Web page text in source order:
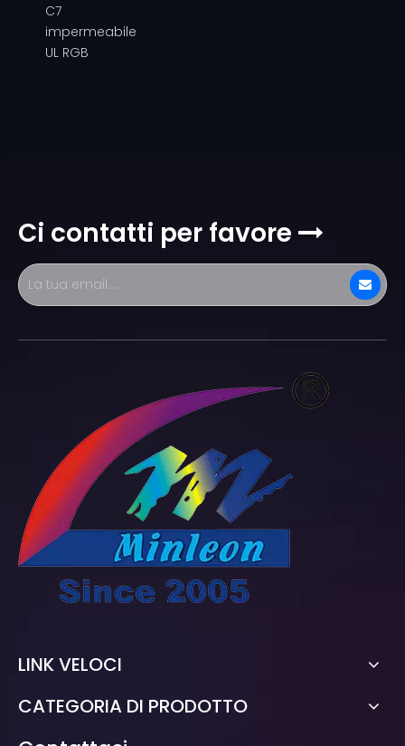
C7
impermeabile
UL RGB
Ci contatti per favore 
LINK VELOCI
CATEGORIA DI PRODOTTO